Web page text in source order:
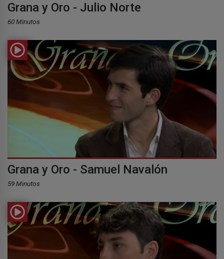
Grana y Oro - Julio Norte
60 Minutos
Grana y Oro - Samuel Navalón
59 Minutos